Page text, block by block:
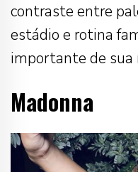
contraste entre
estádio e rotina
importante de sua
Madonna